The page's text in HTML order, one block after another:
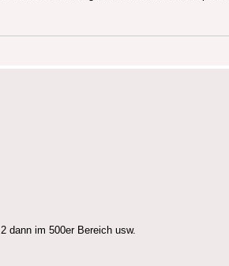
dann im 500er Bereich usw.